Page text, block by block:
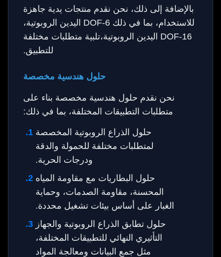
بالإضافة إلى ذلك، نحن نقدم منتجات يدية جاهزة
للاستخدام، بما في ذلك 6-DOF اليدين الروبوتية،
16-DOF اليدين الروبوتية،تلبية متطلبات مختلفة
للتطبيق.
حلول هندسية مخصصة
نحن نقدم حلول هندسية مخصصة بناء على
متطلبات التطبيقات المختلفة، بما في ذلك:
حلول الذراع الروبوتية المخصصة
لمتطلبات مختلفة للحمولة والدقة
ودرجات الحرية.
حلول البطاريات مع مقاومة المياه
المحسنة، مقاومة الصدمات، وحماية
الغبار على أساس بيئات تشغيل محددة.
حلول تطابق الذراع الروبوتية والجهاز
التأثيري النهائي للتطبيقات المختلفة،
مثل جمع البيانات ومعالجة المواد